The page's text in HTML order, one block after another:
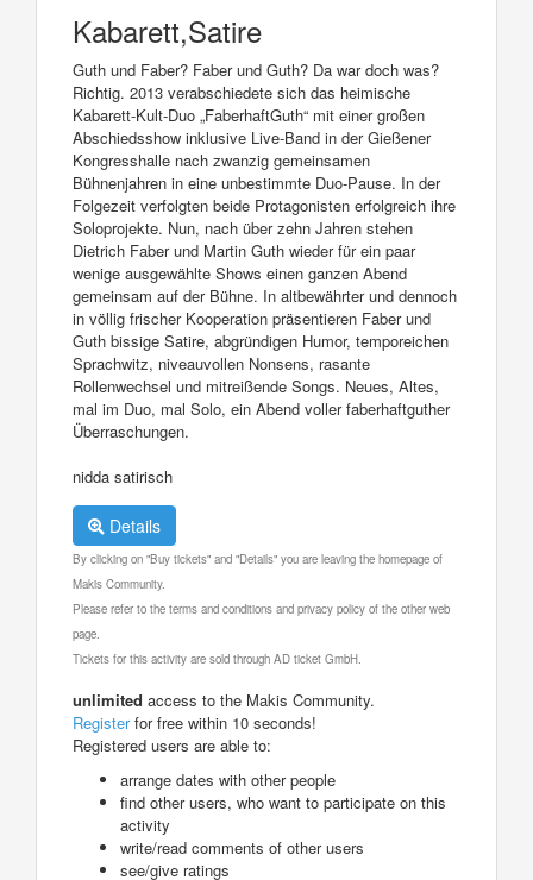
Kabarett,Satire
Guth und Faber? Faber und Guth? Da war doch was?
Richtig. 2013 verabschiedete sich das heimische
Kabarett-Kult-Duo „FaberhaftGuth“ mit einer großen
Abschiedsshow inklusive Live-Band in der Gießener
Kongresshalle nach zwanzig gemeinsamen
Bühnenjahren in eine unbestimmte Duo-Pause. In der
Folgezeit verfolgten beide Protagonisten erfolgreich ihre
Soloprojekte. Nun, nach über zehn Jahren stehen
Dietrich Faber und Martin Guth wieder für ein paar
wenige ausgewählte Shows einen ganzen Abend
gemeinsam auf der Bühne. In altbewährter und dennoch
in völlig frischer Kooperation präsentieren Faber und
Guth bissige Satire, abgründigen Humor, temporeichen
Sprachwitz, niveauvollen Nonsens, rasante
Rollenwechsel und mitreißende Songs. Neues, Altes,
mal im Duo, mal Solo, ein Abend voller faberhaftguther
Überraschungen.
nidda satirisch
Details
By clicking on "Buy tickets" and "Details" you are leaving the homepage of
Makis Community.
Please refer to the terms and conditions and privacy policy of the other web
page.
Tickets for this activity are sold through AD ticket GmbH.
unlimited access to the Makis Community.
Registerfor free within 10 seconds!
Registered users are able to:
arrange dates with other people
find other users, who want to participate on this
activity
write/read comments of other users
see/give ratings